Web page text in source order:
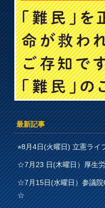
最新記事
⭐︎8月4日(火曜日) 立憲ライ
☆7月23 日(木曜日）厚生
☆7月15日(水曜日）参議院
☆